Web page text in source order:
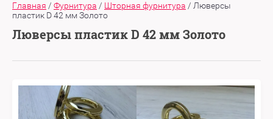
Главная / Фурнитура / Шторная фурнитура / Люверсы
пластик D 42 мм Золото
Люверсы пластик D 42 мм Золото